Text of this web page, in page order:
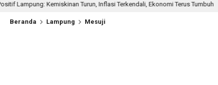
Inflasi Terkendali, Ekonomi Terus Tumbuh 15 jam lalu
Beranda Lampung Mesuji